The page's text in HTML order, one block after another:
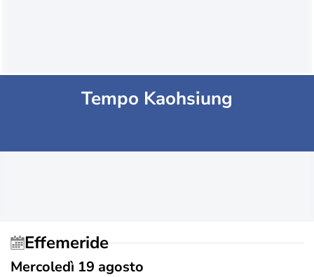
Tempo Kaohsiung
Effemeride
Mercoledì 19 agosto